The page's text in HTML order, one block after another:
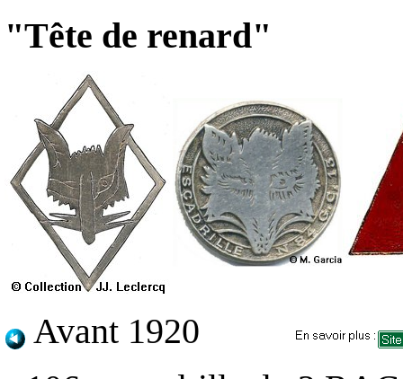
"Tête de renard"
Avant 1920